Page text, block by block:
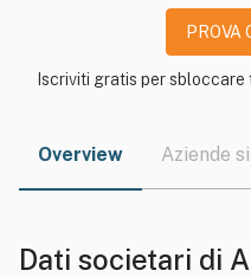
PROVA
Iscriviti gratis per sbloccare
Overview Aziende
Dati societari di